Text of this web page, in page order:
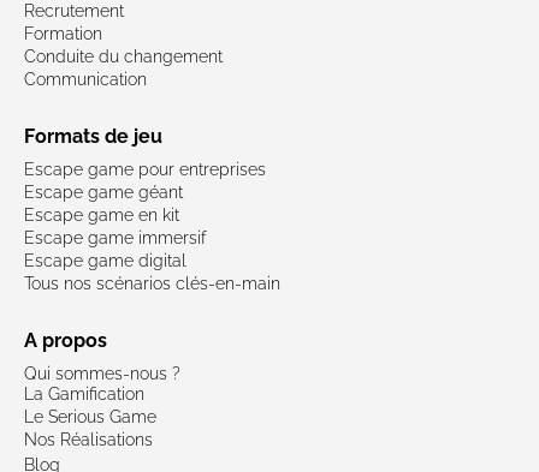
Recrutement
Formation
Conduite du changement
Communication
Formats de jeu
Escape game pour entreprises
Escape game géant
Escape game en kit
Escape game immersif
Escape game digital
Tous nos scénarios clés-en-main
A propos
Qui sommes-nous ?
La Gamification
Le Serious Game
Nos Réalisations
Blog